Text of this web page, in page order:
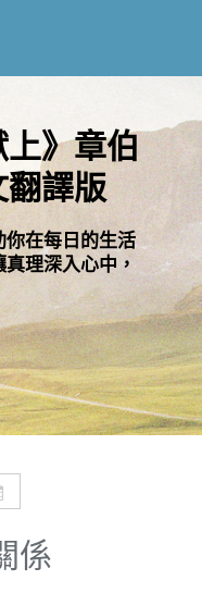
閱
語
言
關
於
竭
誠
獻
上
》章伯
譯版
在每日的生活
真理深入心中，
係